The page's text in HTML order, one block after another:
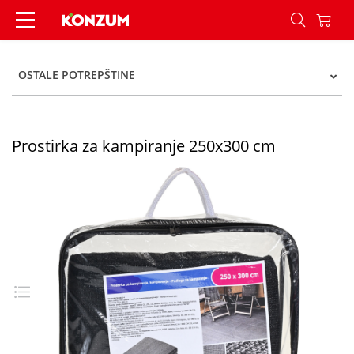
Prostirka za kampiranje 250x300 cm - Konzum
OSTALE POTREPŠTINE
Prostirka za kampiranje 250x300 cm